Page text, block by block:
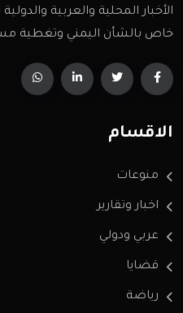
الأخبار المحلية والعربية
خاص بالشأن اليمني وتغطية
الاقسام
منوعات
اخبار وتقارير
عربي ودولي
قضايا
رياضة